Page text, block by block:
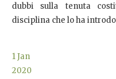
dubbi sulla tenuta
disciplina che lo ha
1Jan
2020